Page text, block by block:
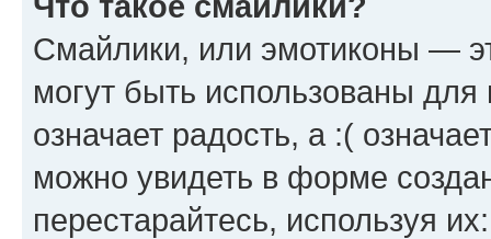
Смайлики, или эмотиконы —
могут быть использованы
означает радость, а :(
можно увидеть в форме
перестарайтесь, используя